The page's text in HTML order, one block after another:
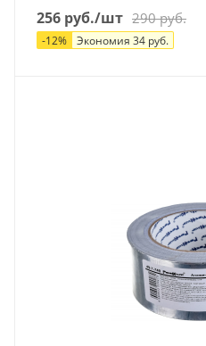
256 руб./шт 290руб.
-12% Экономия 34 руб.